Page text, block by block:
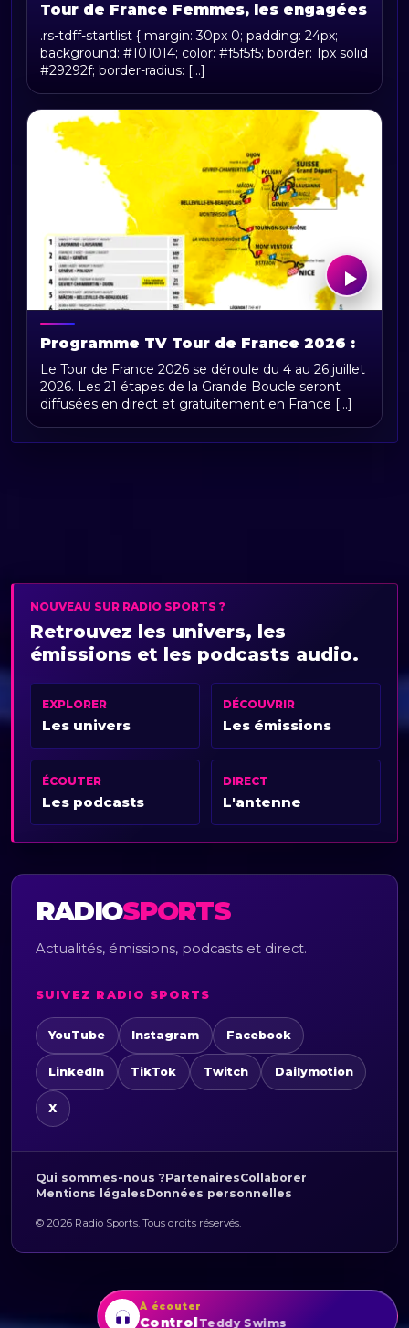
Tour de France Femmes, les engagées
.rs-tdff-startlist { margin: 30px 0; padding: 24px;
background: #101014; color: #f5f5f5; border: 1px solid
#29292f; border-radius: [...]
Programme TV Tour de France 2026 :
horaires, chaînes et diffusion en direct
Le Tour de France 2026 se déroule du 4 au 26 juillet
2026. Les 21 étapes de la Grande Boucle seront
diffusées en direct et gratuitement en France [...]
NOUVEAU SUR RADIO SPORTS ?
Retrouvez les univers, les
émissions et les podcasts audio.
EXPLORER
Les univers
DÉCOUVRIR
Les émissions
ÉCOUTER
Les podcasts
DIRECT
L'antenne
RADIOSPORTS
Actualités, émissions, podcasts et direct.
SUIVEZ RADIO SPORTS
YouTube Instagram Facebook
LinkedIn TikTok Twitch Dailymotion
X
Qui sommes-nous ?PartenairesCollaborer
Mentions légalesDonnées personnelles
© 2026 Radio Sports. Tous droits réservés.
À écouter
Lose ControlTeddy Swims